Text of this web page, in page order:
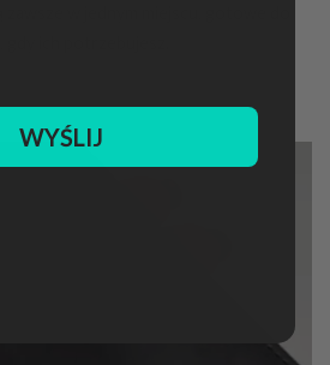
zawsze w jednym miejscu, gotowe do
gdy ich potrzebujesz.
WYŚLIJ